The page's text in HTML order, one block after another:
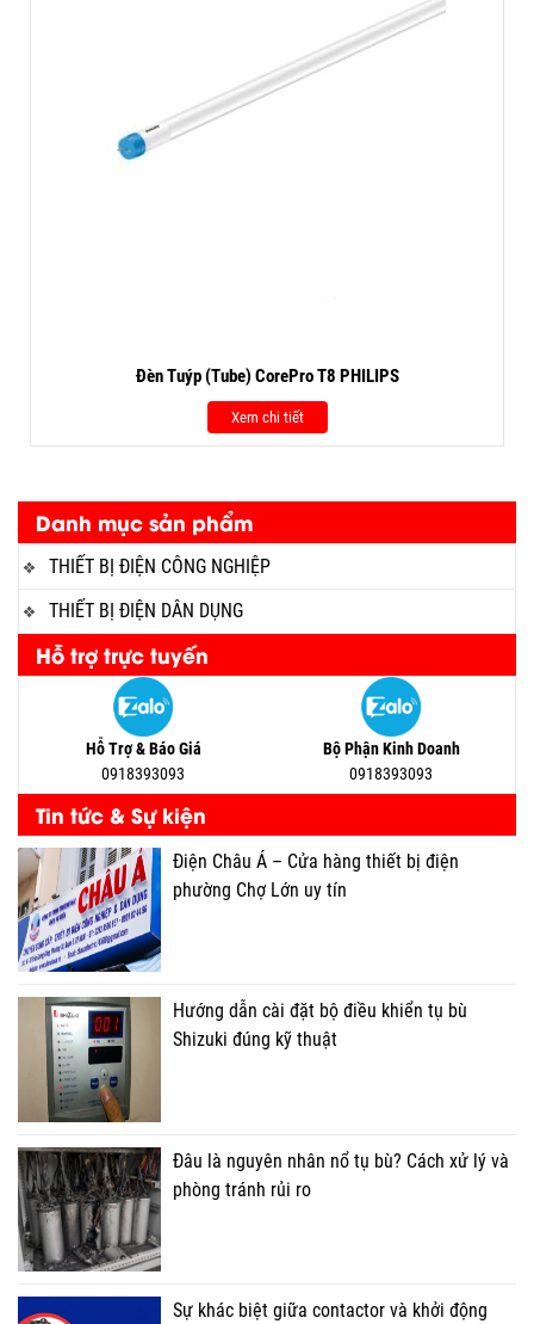
Danh mục sản phẩm
THIẾT BỊ ĐIỆN CÔNG NGHIỆP
THIẾT BỊ ĐIỆN DÂN DỤNG
Hỗ trợ trực tuyến
Hỗ Trợ & Báo Giá
0918393093
Bộ Phận Kinh Doanh
0918393093
Tin tức & Sự kiện
Điện Châu Á – Cửa hàng thiết bị điện
phường Chợ Lớn uy tín
Hướng dẫn cài đặt bộ điều khiển tụ bù
Shizuki đúng kỹ thuật
Đâu là nguyên nhân nổ tụ bù? Cách xử lý và
phòng tránh rủi ro
Sự khác biệt giữa contactor và khởi động
Đèn Tuýp (Tube) CorePro T8 PHILIPS
Xem chi tiết